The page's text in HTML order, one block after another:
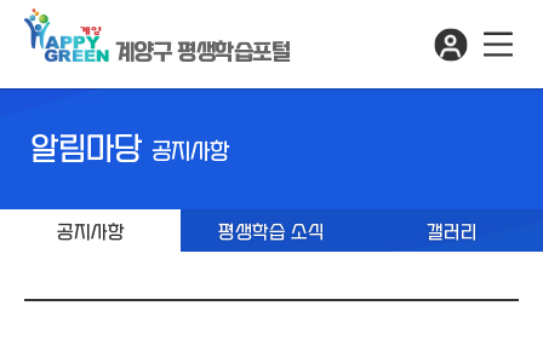
계양구 평생학습포털
알림마당 공지사항
공지사항 평생학습 소식 갤러리